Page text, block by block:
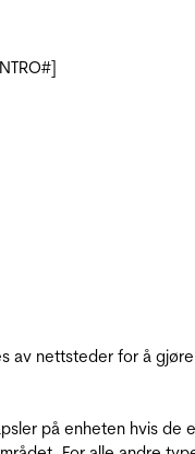
av nettsteder for å gjøre
på enheten hvis de